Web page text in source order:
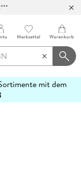
Merkzettel Warenkorb
mit dem